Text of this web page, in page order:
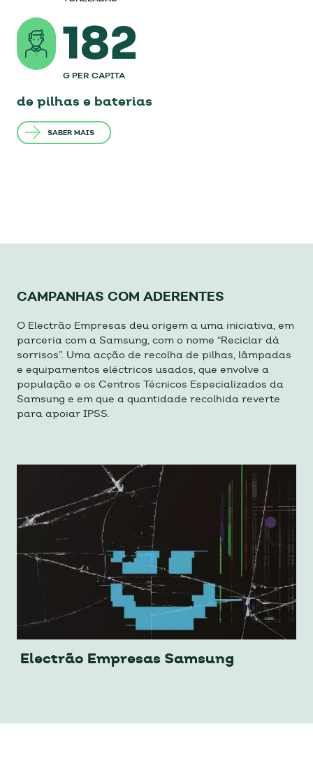
SABER MAIS
182
G PER CAPITA
de pilhas e baterias
CAMPANHAS COM ADERENTES
O Electrão Empresas deu origem a uma iniciativa, em
parceria com a Samsung, com o nome “Reciclar dá
sorrisos”. Uma acção de recolha de pilhas, lâmpadas
e equipamentos eléctricos usados, que envolve a
população e os Centros Técnicos Especializados da
Samsung e em que a quantidade recolhida reverte
para apoiar IPSS.
Electrão Empresas Samsung